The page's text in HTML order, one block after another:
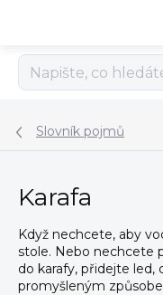
Slovník pojmů
Karafa
Když nechcete, aby
stole. Nebo nechcete
do karafy, přidejte led,
promyšleným